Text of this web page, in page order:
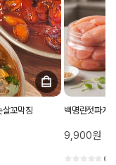
살꼬막징 백명란젓파지
9,900원
0